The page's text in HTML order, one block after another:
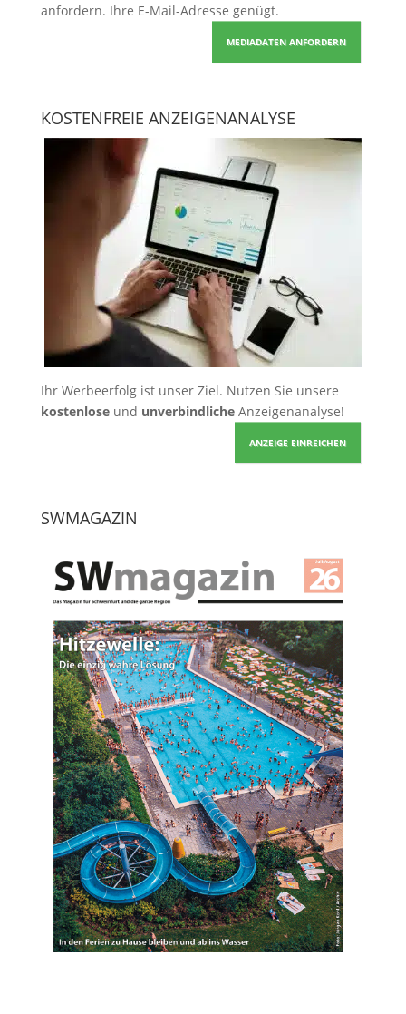
anfordern. Ihre E-Mail-Adresse genügt.
MEDIADATEN ANFORDERN
KOSTENFREIE ANZEIGENANALYSE
Ihr Werbeerfolg ist unser Ziel. Nutzen Sie unsere
kostenloseund unverbindlicheAnzeigenanalyse!
ANZEIGE EINREICHEN
SWMAGAZIN